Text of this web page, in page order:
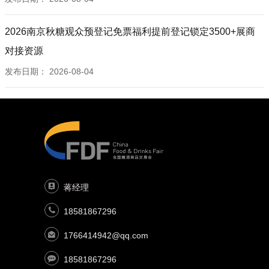
2026南京秋糖观众预登记免票福利提前登记锁定3500+展商
对接资源
发布日期： 2026-08-04
蒋经理
18581867296
1766414942@qq.com
18581867296